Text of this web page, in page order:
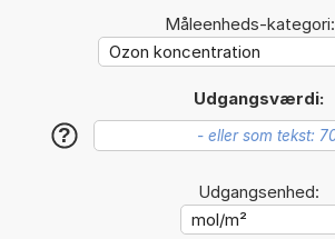
Måleenheds-kategori:
Udgangsværdi:
?
Udgangsenhed: